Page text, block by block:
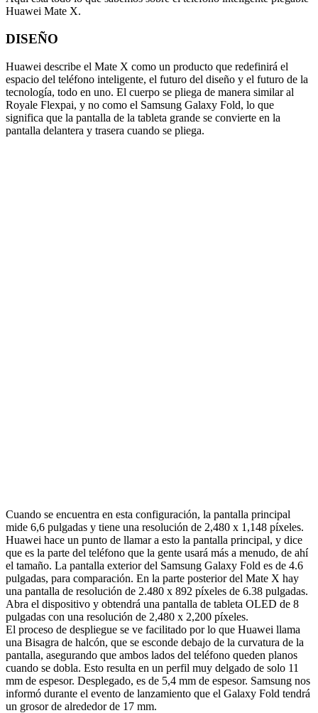
Huawei Mate X.
DISEÑO
Huawei describe el Mate X como un producto que redefinirá el
espacio del teléfono inteligente, el futuro del diseño y el futuro de la
tecnología, todo en uno. El cuerpo se pliega de manera similar al
Royale Flexpai, y no como el Samsung Galaxy Fold, lo que
significa que la pantalla de la tableta grande se convierte en la
pantalla delantera y trasera cuando se pliega.
Cuando se encuentra en esta configuración, la pantalla principal
mide 6,6 pulgadas y tiene una resolución de 2,480 x 1,148 píxeles.
Huawei hace un punto de llamar a esto la pantalla principal, y dice
que es la parte del teléfono que la gente usará más a menudo, de ahí
el tamaño. La pantalla exterior del Samsung Galaxy Fold es de 4.6
pulgadas, para comparación. En la parte posterior del Mate X hay
una pantalla de resolución de 2.480 x 892 píxeles de 6.38 pulgadas.
Abra el dispositivo y obtendrá una pantalla de tableta OLED de 8
pulgadas con una resolución de 2,480 x 2,200 píxeles.
El proceso de despliegue se ve facilitado por lo que Huawei llama
una Bisagra de halcón, que se esconde debajo de la curvatura de la
pantalla, asegurando que ambos lados del teléfono queden planos
cuando se dobla. Esto resulta en un perfil muy delgado de solo 11
mm de espesor. Desplegado, es de 5,4 mm de espesor. Samsung nos
informó durante el evento de lanzamiento que el Galaxy Fold tendrá
un grosor de alrededor de 17 mm.